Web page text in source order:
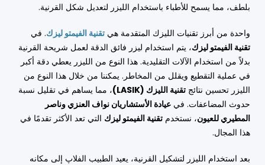
بلطف، مما يسمح للأطباء باستخدام الليزر لتعديل شكل القرنية.
واحدة من أبرز تقنيات الليزك المتقدمة هي تقنية الفيمتو ليزك. في
تقنية الفيمتو ليزك، يتم استخدام ليزر فائق الدقة لعمل شريحة القرنية
بدلاً من استخدام الآلات التقليدية. هذا النوع من الليزر يعطي دقة أكبر
في عملية التقطيع ويقلل من المخاطر. يمكننا من خلال هذا النوع من
الليزر تحسين نتائج تقنية الليزك (LASIK)
، مما يساهم في تقليل نسبة
حدوث المضاعفات. في عيادة الأستشاريان نواف العنزي وناصر
المطيري للعيون، نستخدم تقنية الفيمتو ليزك التي تعد الأكثر تقدمًا في
هذا المجال.
بعد استخدام الليزر لتشكيل القرنية، يعيد الطبيب الفلاپ إلى مكانه